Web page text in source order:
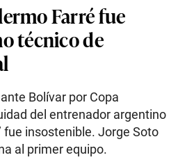
Farré fue
técnico de
Bolívar por Copa
del entrenador argentino
fue insostenible. Jorge Soto
al primer equipo.